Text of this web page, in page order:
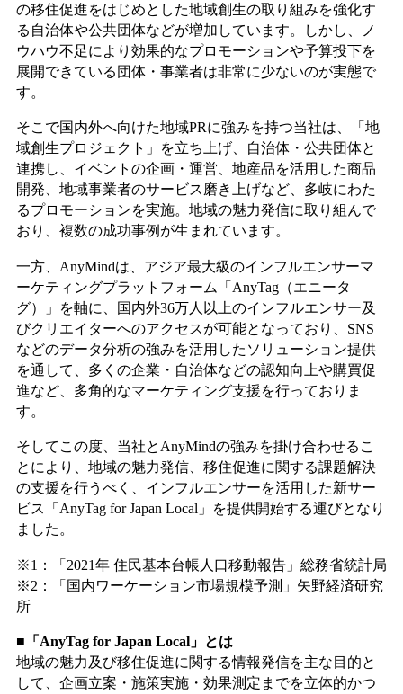
の移住促進をはじめとした地域創生の取り組みを強化す
る自治体や公共団体などが増加しています。しかし、ノ
ウハウ不足により効果的なプロモーションや予算投下を
展開できている団体・事業者は非常に少ないのが実態で
す。
そこで国内外へ向けた地域PRに強みを持つ当社は、「地
域創生プロジェクト」を立ち上げ、自治体・公共団体と
連携し、イベントの企画・運営、地産品を活用した商品
開発、地域事業者のサービス磨き上げなど、多岐にわた
るプロモーションを実施。地域の魅力発信に取り組んで
おり、複数の成功事例が生まれています。
一方、AnyMindは、アジア最大級のインフルエンサーマ
ーケティングプラットフォーム「AnyTag（エニータ
グ）」を軸に、国内外36万人以上のインフルエンサー及
びクリエイターへのアクセスが可能となっており、SNS
などのデータ分析の強みを活用したソリューション提供
を通して、多くの企業・自治体などの認知向上や購買促
進など、多角的なマーケティング支援を行っておりま
す。
そしてこの度、当社とAnyMindの強みを掛け合わせるこ
とにより、地域の魅力発信、移住促進に関する課題解決
の支援を行うべく、インフルエンサーを活用した新サー
ビス「AnyTag for Japan Local」を提供開始する運びとなり
ました。
※1：「2021年 住民基本台帳人口移動報告」総務省統計局
※2：「国内ワーケーション市場規模予測」矢野経済研究
所
■「AnyTag for Japan Local」とは
地域の魅力及び移住促進に関する情報発信を主な目的と
して、企画立案・施策実施・効果測定までを立体的かつ